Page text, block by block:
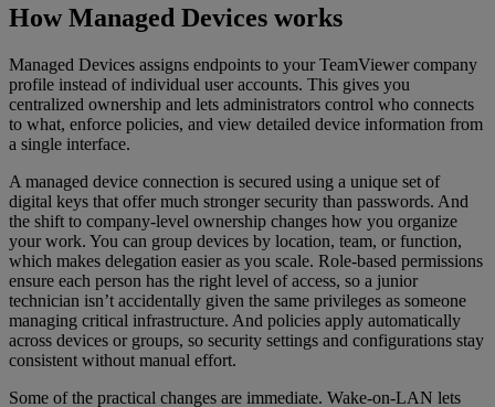
How Managed Devices works
Managed Devices assigns endpoints to your TeamViewer company
profile instead of individual user accounts. This gives you
centralized ownership and lets administrators control who connects
to what, enforce policies, and view detailed device information from
a single interface.
A managed device connection is secured using a unique set of
digital keys that offer much stronger security than passwords. And
the shift to company-level ownership changes how you organize
your work. You can group devices by location, team, or function,
which makes delegation easier as you scale. Role-based permissions
ensure each person has the right level of access, so a junior
technician isn’t accidentally given the same privileges as someone
managing critical infrastructure. And policies apply automatically
across devices or groups, so security settings and configurations stay
consistent without manual effort.
Some of the practical changes are immediate. Wake-on-LAN lets